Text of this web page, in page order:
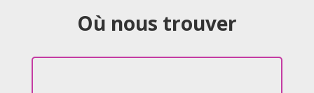
Où nous trouver